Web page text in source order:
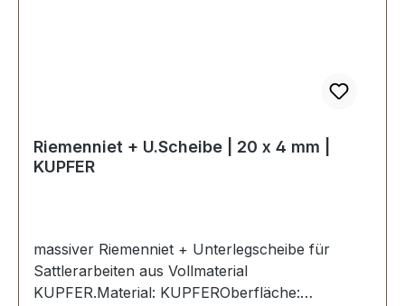
Riemenniet + U.Scheibe | 20 x 4 mm |
KUPFER
massiver Riemenniet + Unterlegscheibe für
Sattlerarbeiten aus Vollmaterial
KUPFER.Material: KUPFEROberfläche: